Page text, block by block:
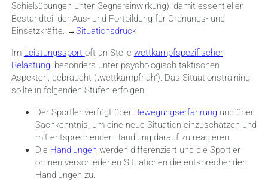
Schießübungen unter Gegnereinwirkung), damit essentieller
Bestandteil der Aus- und Fortbildung für Ordnungs- und
Einsatzkräfte. →Situationsdruck
Im Leistungssport oft an Stelle wettkampfspezifischer
Belastung, besonders unter psychologisch-taktischen
Aspekten, gebraucht („wettkampfnah“). Das Situationstraining
sollte in folgenden Stufen erfolgen:
Der Sportler verfügt über Bewegungserfahrung und über
Sachkenntnis, um eine neue Situation einzuschätzen und
mit entsprechender Handlung darauf zu reagieren
Die Handlungen werden differenziert und die Sportler
ordnen verschiedenen Situationen die entsprechenden
Handlungen zu.